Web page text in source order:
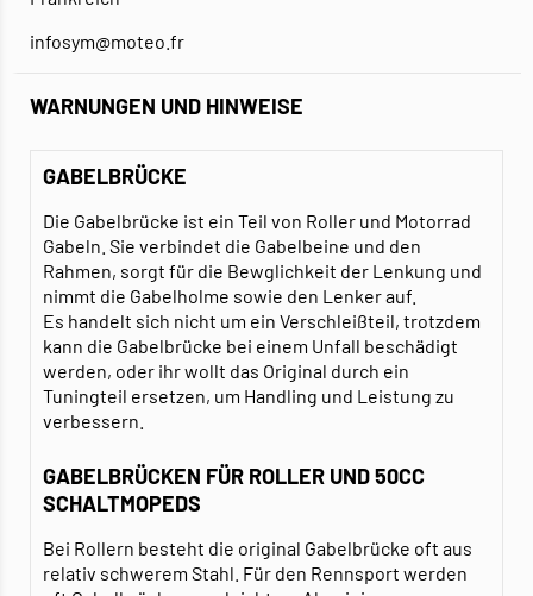
infosym@moteo.fr
WARNUNGEN UND HINWEISE
GABELBRÜCKE
Die Gabelbrücke ist ein Teil von Roller und Motorrad
Gabeln. Sie verbindet die Gabelbeine und den
Rahmen, sorgt für die Bewglichkeit der Lenkung und
nimmt die Gabelholme sowie den Lenker auf.
Es handelt sich nicht um ein Verschleißteil, trotzdem
kann die Gabelbrücke bei einem Unfall beschädigt
werden, oder ihr wollt das Original durch ein
Tuningteil ersetzen, um Handling und Leistung zu
verbessern.
GABELBRÜCKEN FÜR ROLLER UND 50CC
SCHALTMOPEDS
Bei Rollern besteht die original Gabelbrücke oft aus
relativ schwerem Stahl. Für den Rennsport werden